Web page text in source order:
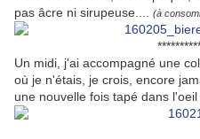
pas âcre ni sirupeuse....
(à
Un midi, j'ai accompagné une
où je n'étais, je crois, encore
une nouvelle fois tapé dans l'oeil